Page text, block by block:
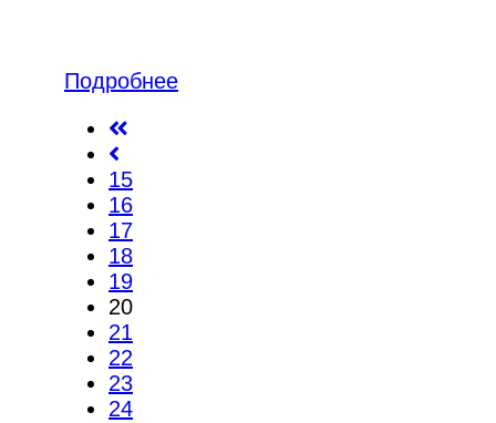
Подробнее
15
16
17
18
19
20
21
22
23
24